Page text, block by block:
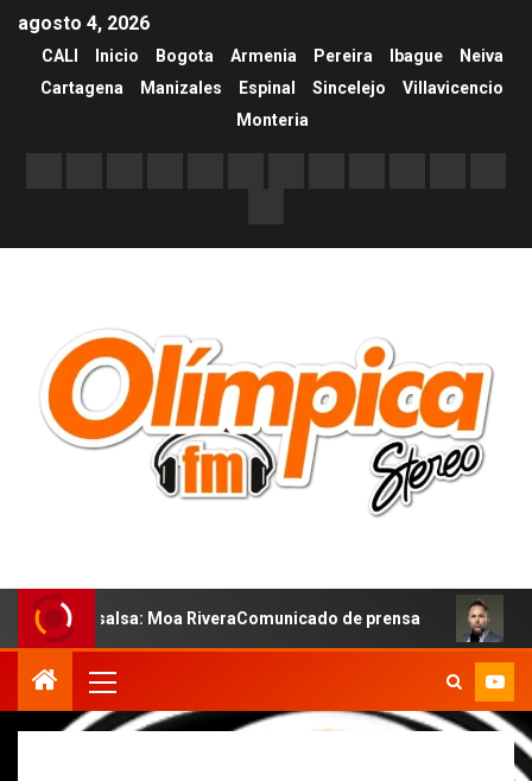
agosto 4, 2026
CALI Inicio Bogota Armenia Pereira Ibague
Neiva
Cartagena
Manizales Espinal Sincelejo
Villavicencio
Monteria
salsa: Moa RiveraComunicado de prensa MARCOS